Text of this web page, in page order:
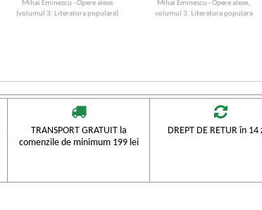
Mihai Eminescu - Opere alese
(volumul 3: Literatura populara)
Mihai Eminescu - Opere alese,
volumul 3. Literatura populara
TRANSPORT GRATUIT la
comenzile de minimum 199 lei
DREPT DE RETUR în 14